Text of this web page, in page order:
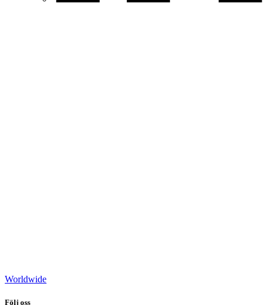
Worldwide
Följ oss